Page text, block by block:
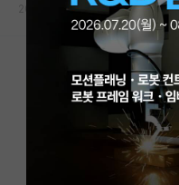
커뮤니티
커뮤니티 홈
전체글보기
베스트 게시판
IF 명예의전당
2026.04.27 9 7288